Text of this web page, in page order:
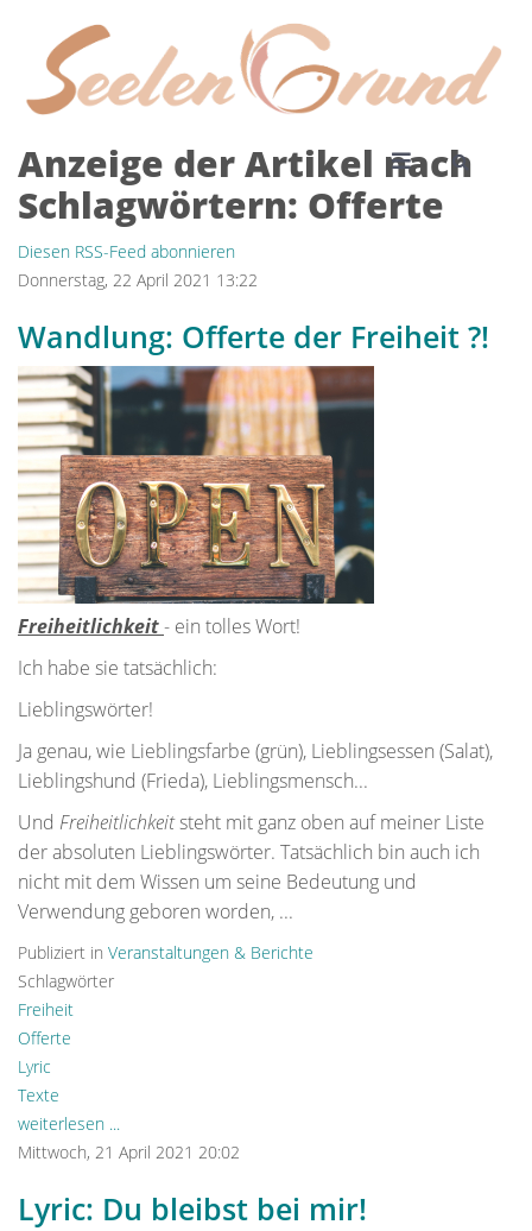
Anzeige der Artikel nach
Schlagwörtern: Offerte
Diesen RSS-Feed abonnieren
Donnerstag, 22 April 2021 13:22
Wandlung: Offerte der Freiheit ?!
Freiheitlichkeit- ein tolles Wort!
Ich habe sie tatsächlich:
Lieblingswörter!
Ja genau, wie Lieblingsfarbe (grün), Lieblingsessen (Salat),
Lieblingshund (Frieda), Lieblingsmensch...
Und Freiheitlichkeitsteht mit ganz oben auf meiner Liste
der absoluten Lieblingswörter. Tatsächlich bin auch ich
nicht mit dem Wissen um seine Bedeutung und
Verwendung geboren worden, ...
Publiziert in Veranstaltungen & Berichte
Schlagwörter
Freiheit
Offerte
Lyric
Texte
weiterlesen ...
Mittwoch, 21 April 2021 20:02
Lyric: Du bleibst bei mir!